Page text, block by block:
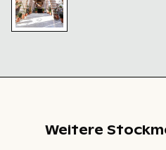
Fresken an
Weitere